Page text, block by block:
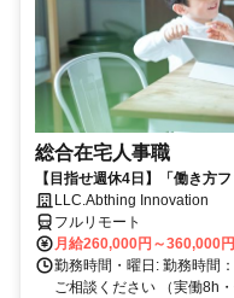
総合在宅人事職
【目指せ週休4日】「働き方
て活躍する人事ポジション｜
LLC.Abthing Innovation
フルリモート
月給260,000円～360,000円
勤務時間・曜日: 勤務時間
ご相談ください （実働8h